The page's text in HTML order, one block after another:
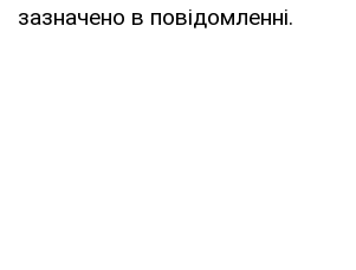
зазначено в повідомленні.